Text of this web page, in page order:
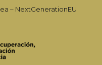
– NextGenerationEU